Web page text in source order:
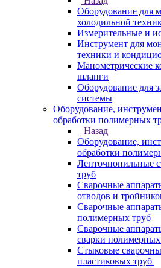
Оборудование для
холодильной
Измерительные и
Инструмент для
техники и
Манометрические
шланги
Оборудование для
системы
Оборудование,
обработки полимерных
Назад
Оборудование,
обработки
Ленточнопильные
труб
Сварочные
отводов и
Сварочные
полимерных труб
Сварочные
сварки
Стыковые
пластиковых труб